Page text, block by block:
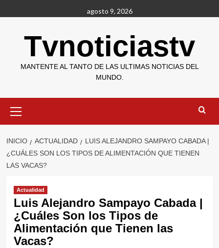
al
agosto 9, 2026
Tvnoticiastv
MANTENTE AL TANTO DE LAS ULTIMAS NOTICIAS DEL
MUNDO.
primario
INICIO ACTUALIDAD
LUIS ALEJANDRO SAMPAYO CABADA |
¿CUÁLES SON LOS TIPOS DE ALIMENTACIÓN QUE TIENEN
LAS VACAS?
Actualidad
Luis Alejandro Sampayo Cabada |
¿Cuáles Son los Tipos de
Alimentación que Tienen las
Vacas?